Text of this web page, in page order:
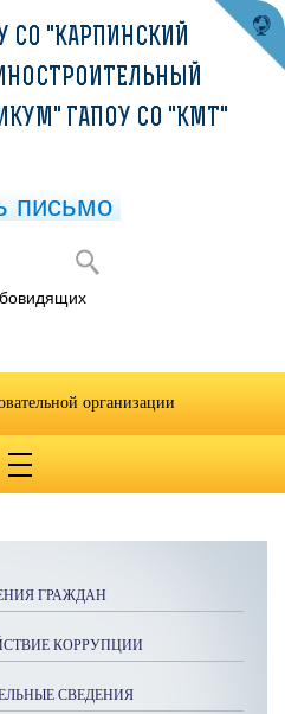
ГРАЖДАН
КОРРУПЦИИ
СВЕДЕНИЯ
СО "КАРПИНСКИЙ
ГАПОУ СО "КМТ"
письмо
организации